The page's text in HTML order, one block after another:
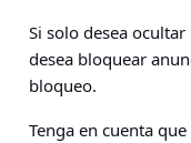
Si solo desea
desea bloquear
bloqueo.
Tenga en cuenta